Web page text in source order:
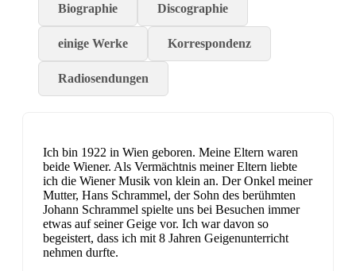
Biographie Discographie
einige Werke Korrespondenz
Radiosendungen
Ich bin 1922 in Wien geboren. Meine Eltern waren
beide Wiener. Als Vermächtnis meiner Eltern liebte
ich die Wiener Musik von klein an. Der Onkel meiner
Mutter, Hans Schrammel, der Sohn des berühmten
Johann Schrammel spielte uns bei Besuchen immer
etwas auf seiner Geige vor. Ich war davon so
begeistert, dass ich mit 8 Jahren Geigenunterricht
nehmen durfte.